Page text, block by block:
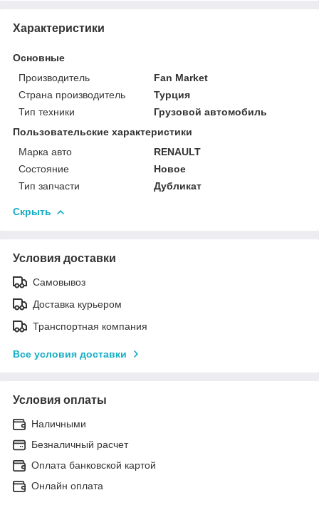
Характеристики
Основные
Производитель
Fan Market
Страна производитель
Турция
Тип техники
Грузовой автомобиль
Пользовательские характеристики
Марка авто
RENAULT
Состояние
Новое
Тип запчасти
Дубликат
Скрыть
Условия доставки
Самовывоз
Доставка курьером
Транспортная компания
Все условия доставки
Условия оплаты
Наличными
Безналичный расчет
Оплата банковской картой
Онлайн оплата